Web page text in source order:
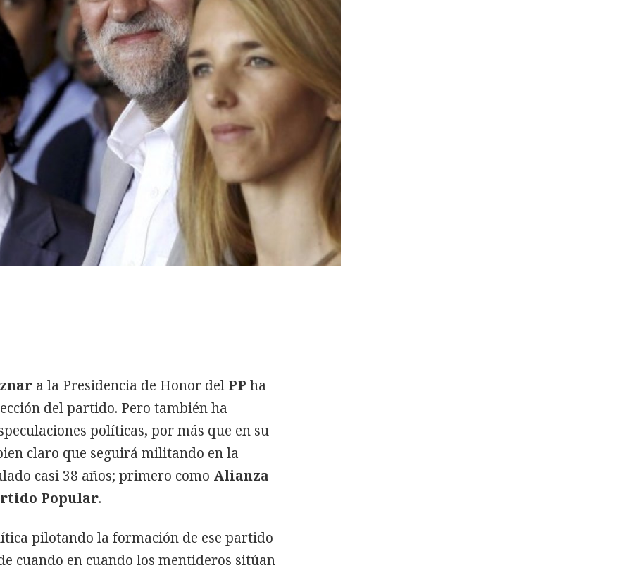
a la Presidencia de Honor del PP ha
del partido. Pero también ha
políticas, por más que en su
claro que seguirá militando en la
casi 38 años; primero como Alianza
Popular.
pilotando la formación de ese partido
cuando en cuando los mentideros sitúan